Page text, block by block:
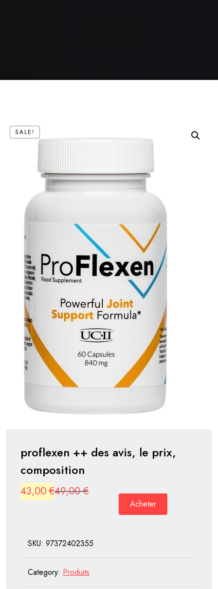
SALE!
proflexen ++ des avis, le prix,
composition
49,00€Original
49,00 €.
43,00 €
Current
43,00 €.
Acheter
SKU: 97372402355
Category: Produits